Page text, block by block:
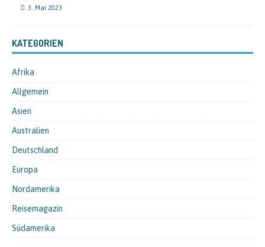
3. Mai 2023
KATEGORIEN
Afrika
Allgemein
Asien
Australien
Deutschland
Europa
Nordamerika
Reisemagazin
Südamerika